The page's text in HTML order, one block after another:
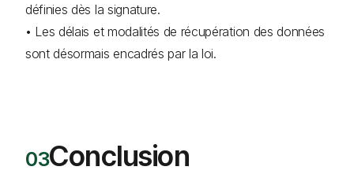
définies dès la signature.
• Les délais et modalités de récupération des données
sont désormais encadrés par la loi.
Conclusion